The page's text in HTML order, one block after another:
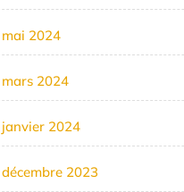
mai 2024
mars 2024
janvier 2024
décembre 2023